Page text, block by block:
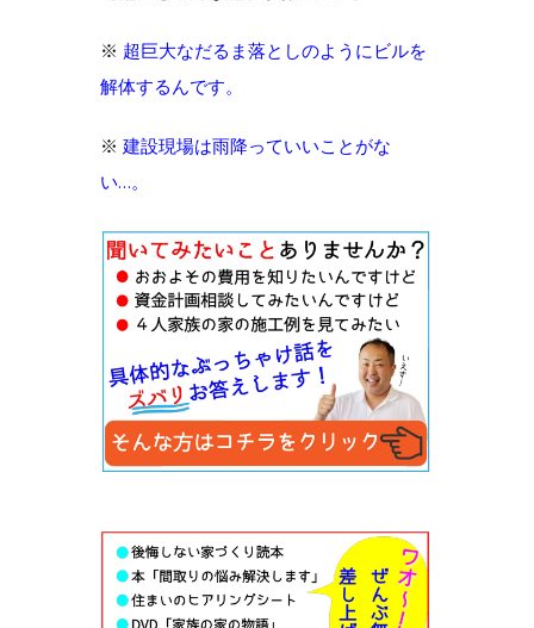
※ 超巨大なだるま落としのようにビルを
解体するんです。
※ 建設現場は雨降っていいことがな
い…。